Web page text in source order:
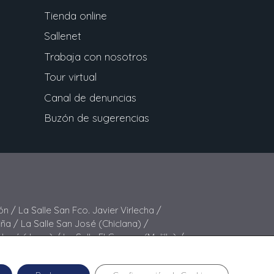
Tienda online
Sallenet
Trabaja con nosotros
Tour virtual
Canal de denuncias
Buzón de sugerencias
/ La Salle San Fco. Javier Virlecha /
/ La Salle San José (Chiclana) /
(Jerez) /La Salle El Carmen (Melilla) /